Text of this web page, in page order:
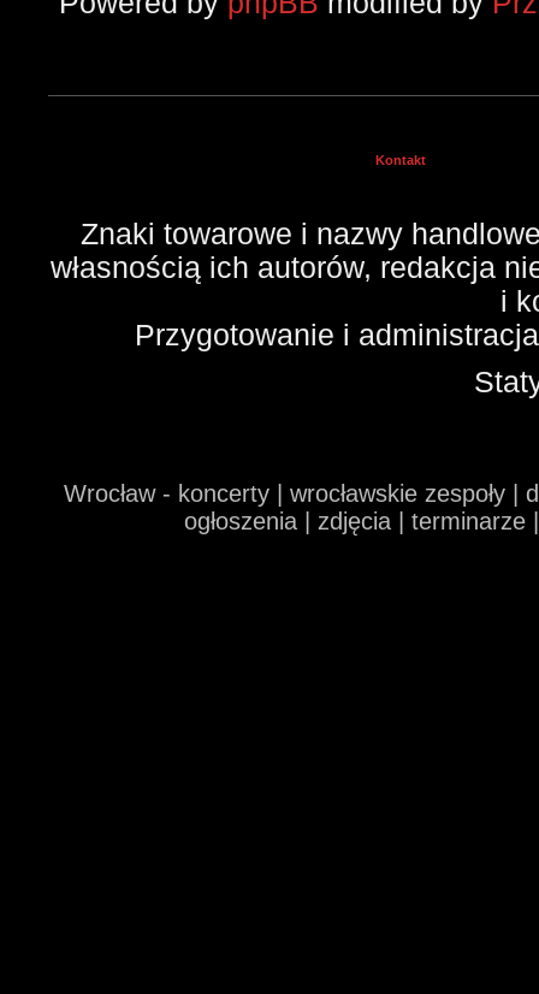
Kontakt
Znaki towarowe i nazwy
własnością ich autorów, redakcja
i
Przygotowanie i
Wrocław - koncerty | wrocławskie zespoły
ogłoszenia | zdjęcia |